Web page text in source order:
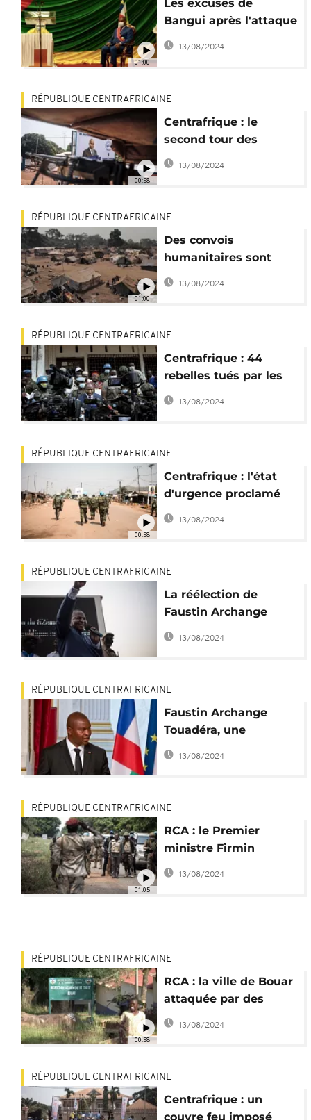
01:00
Les excuses de
Bangui après l'attaque
menée par son armée
13/08/2024
00:58
RÉPUBLIQUE CENTRAFRICAINE
Centrafrique : le
second tour des
législatives sous
tension
13/08/2024
01:00
RÉPUBLIQUE CENTRAFRICAINE
Des convois
humanitaires sont
attendus à Bangui
13/08/2024
RÉPUBLIQUE CENTRAFRICAINE
Centrafrique : 44
rebelles tués par les
forces armées
(gouvernement)
13/08/2024
00:58
RÉPUBLIQUE CENTRAFRICAINE
Centrafrique : l'état
d'urgence proclamé
pour quinze jours
13/08/2024
RÉPUBLIQUE CENTRAFRICAINE
La réélection de
Faustin Archange
Touadéra toujours
contestée
13/08/2024
RÉPUBLIQUE CENTRAFRICAINE
Faustin Archange
Touadéra, une
légitimité à
13/08/2024
01:05
RÉPUBLIQUE CENTRAFRICAINE
RCA : le Premier
ministre Firmin
Ngrebada à la
13/08/2024
00:58
RÉPUBLIQUE CENTRAFRICAINE
RCA : la ville de Bouar
attaquée par des
rebelles
13/08/2024
RÉPUBLIQUE CENTRAFRICAINE
Centrafrique : un
couvre feu imposé